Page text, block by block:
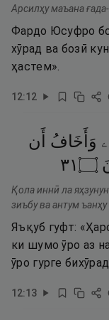
Арсилҳу маъана
Фардо Юсуфро
хӯрад ва бозӣ
ҳастем».
12:12
وَأَخَافُ
أَن
۝١٣
Қола иннӣ ла
зиъбу ва антум ъанҳу
Яъқуб гуфт:
ки шумо ӯро аз
ӯро гурге
12:13